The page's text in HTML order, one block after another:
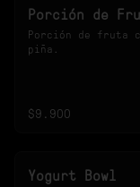
Porción de
Porción de fruta
piña.
$9.900
Yogurt Bowl